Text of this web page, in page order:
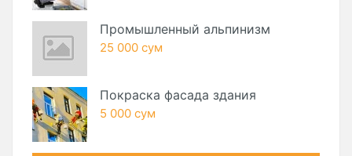
Промышленный альпинизм
25 000 сум
Покраска фасада здания
5 000 сум